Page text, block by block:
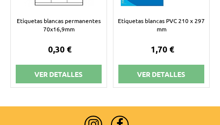
Etiquetas blancas permanentes
70x16,9mm
0,30 €
VER DETALLES
Etiquetas blancas PVC 210 x 297
mm
1,70 €
VER DETALLES